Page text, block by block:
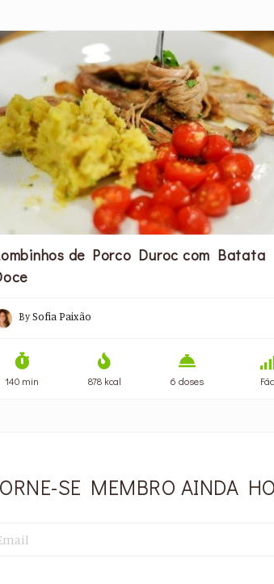
de Porco Duroc com Batata
BySofia Paixão
140 min 878 kcal 6 doses
SE MEMBRO AINDA